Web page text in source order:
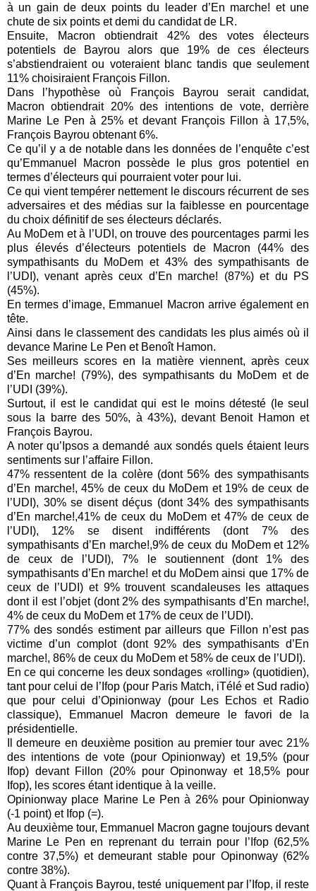
à un gain de deux points du leader d’En marche! et une
chute de six points et demi du candidat de LR.
Ensuite, Macron obtiendrait 42% des votes électeurs
potentiels de Bayrou alors que 19% de ces électeurs
s’abstiendraient ou voteraient blanc tandis que seulement
11% choisiraient François Fillon.
Dans l’hypothèse où François Bayrou serait candidat,
Macron obtiendrait 20% des intentions de vote, derrière
Marine Le Pen à 25% et devant François Fillon à 17,5%,
François Bayrou obtenant 6%.
Ce qu’il y a de notable dans les données de l’enquête c’est
qu’Emmanuel Macron possède le plus gros potentiel en
termes d’électeurs qui pourraient voter pour lui.
Ce qui vient tempérer nettement le discours récurrent de ses
adversaires et des médias sur la faiblesse en pourcentage
du choix définitif de ses électeurs déclarés.
Au MoDem et à l’UDI, on trouve des pourcentages parmi les
plus élevés d’électeurs potentiels de Macron (44% des
sympathisants du MoDem et 43% des sympathisants de
l’UDI), venant après ceux d’En marche! (87%) et du PS
(45%).
En termes d’image, Emmanuel Macron arrive également en
tête.
Ainsi dans le classement des candidats les plus aimés où il
devance Marine Le Pen et Benoît Hamon.
Ses meilleurs scores en la matière viennent, après ceux
d’En marche! (79%), des sympathisants du MoDem et de
l’UDI (39%).
Surtout, il est le candidat qui est le moins détesté (le seul
sous la barre des 50%, à 43%), devant Benoit Hamon et
François Bayrou.
A noter qu’Ipsos a demandé aux sondés quels étaient leurs
sentiments sur l’affaire Fillon.
47% ressentent de la colère (dont 56% des sympathisants
d’En marche!, 45% de ceux du MoDem et 19% de ceux de
l’UDI), 30% se disent déçus (dont 34% des sympathisants
d’En marche!,41% de ceux du MoDem et 47% de ceux de
l’UDI), 12% se disent indifférents (dont 7% des
sympathisants d’En marche!,9% de ceux du MoDem et 12%
de ceux de l’UDI), 7% le soutiennent (dont 1% des
sympathisants d’En marche! et du MoDem ainsi que 17% de
ceux de l’UDI) et 9% trouvent scandaleuses les attaques
dont il est l’objet (dont 2% des sympathisants d’En marche!,
4% de ceux du MoDem et 17% de ceux de l’UDI).
77% des sondés estiment par ailleurs que Fillon n’est pas
victime d’un complot (dont 92% des sympathisants d’En
marche!, 86% de ceux du MoDem et 58% de ceux de l’UDI).
En ce qui concerne les deux sondages «rolling» (quotidien),
tant pour celui de l’Ifop (pour Paris Match, iTélé et Sud radio)
que pour celui d’Opinionway (pour Les Echos et Radio
classique), Emmanuel Macron demeure le favori de la
présidentielle.
Il demeure en deuxième position au premier tour avec 21%
des intentions de vote (pour Opinionway) et 19,5% (pour
Ifop) devant Fillon (20% pour Opinonway et 18,5% pour
Ifop), les scores étant identique à la veille.
Opinionway place Marine Le Pen à 26% pour Opinionway
(-1 point) et Ifop (=).
Au deuxième tour, Emmanuel Macron gagne toujours devant
Marine Le Pen en reprenant du terrain pour l’Ifop (62,5%
contre 37,5%) et demeurant stable pour Opinonway (62%
contre 38%).
Quant à François Bayrou, testé uniquement par l’Ifop, il reste